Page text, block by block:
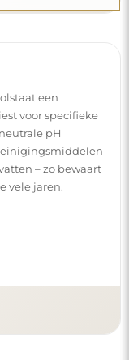
aan, waarmee u
Voor een
leveringsservice
in uw
tot 80×120 cm of
kan
de bestelling
niet binnen in